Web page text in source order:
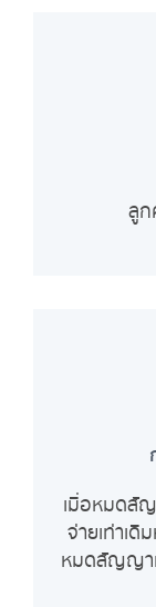
ลู
เมื่อหมดสัญ
จ่ายเท่าเดิ
หมดสัญญา